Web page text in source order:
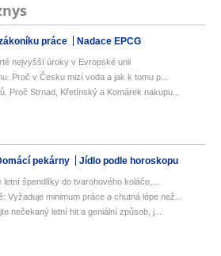
práce Nadace EPCG
nejvyšší úroky v Evropské unii
Proč v Česku mizí voda a jak k tomu p...
Proč Strnad, Křetínský a Komárek nakupu...
pekárny Jídlo podle horoskopu
špendlíky do tvarohového koláče,...
Vyžaduje minimum práce a chutná lépe než...
nečekaný letní hit a geniální způsob, j...